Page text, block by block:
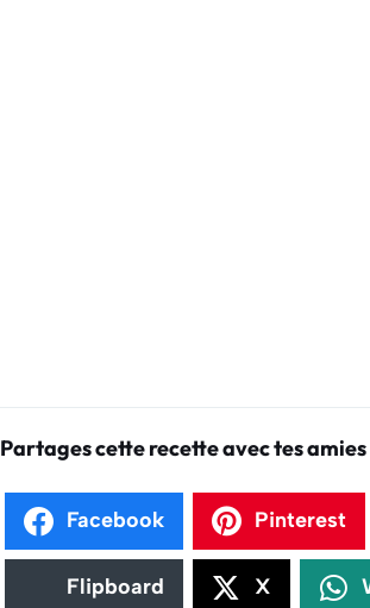
Partages cette recette avec tes amies
Facebook Pinterest
Flipboard X